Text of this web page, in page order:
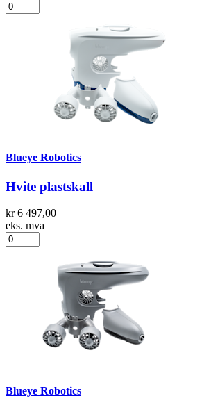
Blueye Robotics
Hvite plastskall
kr 6 497,00
eks. mva
Blueye Robotics